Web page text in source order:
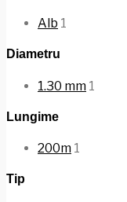
Alb 1
Diametru
1.30 mm 1
Lungime
200m 1
Tip